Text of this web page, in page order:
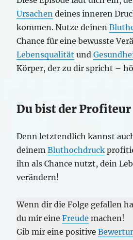
Ursachen deines inneren
kommen. Nutze deinen
Chance für eine bewusste
Lebensqualität und
Körper, der zu dir spricht –
Du bist der Profiteur
Denn letztendlich kannst
deinemBluthochdruck
ihn als Chance nutzt, dein
verändern!
Wenn dir die Folge gefallen
du mir eineFreude machen!
Gib mir eine positive